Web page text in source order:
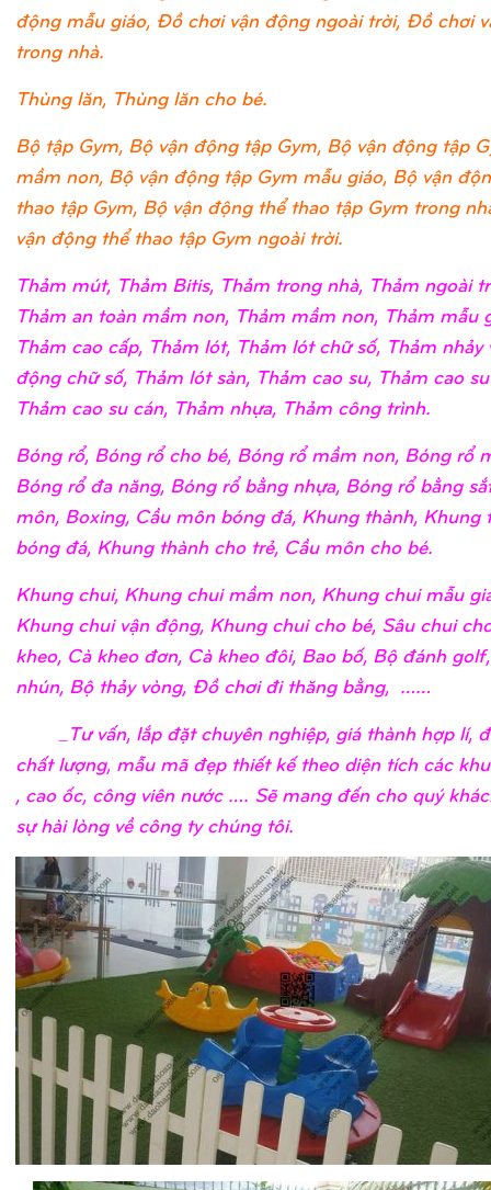
động mẫu giáo, Đồ chơi vận động ngoài trời, Đồ chơi
trong nhà.
Thùng lăn, Thùng lăn cho bé.
Bộ tập Gym, Bộ vận động tập Gym, Bộ vận động tập
mầm non, Bộ vận động tập Gym mẫu giáo, Bộ vận
thao tập Gym, Bộ vận động thể thao tập Gym trong
vận động thể thao tập Gym ngoài trời.
Thảm mút, Thảm Bitis, Thảm trong nhà, Thảm ngoài
Thảm an toàn mầm non, Thảm mầm non, Thảm mẫu
Thảm cao cấp, Thảm lót, Thảm lót chữ số, Thảm nhảy
động chữ số, Thảm lót sàn, Thảm cao su, Thảm cao
Thảm cao su cán, Thảm nhựa, Thảm công trình.
Bóng rổ, Bóng rổ cho bé, Bóng rổ mầm non, Bóng rổ
Bóng rổ đa năng, Bóng rổ bằng nhựa, Bóng rổ bằng
môn, Boxing, Cầu môn bóng đá, Khung thành, Khung
bóng đá, Khung thành cho trẻ, Cầu môn cho bé.
Khung chui, Khung chui mầm non, Khung chui mẫu
Khung chui vận động, Khung chui cho bé, Sâu chui
kheo, Cà kheo đơn, Cà kheo đôi, Bao bố, Bộ đánh
nhún, Bộ thảy vòng, Đồ chơi đi thăng bằng, ……
_Tư vấn, lắp đặt chuyên nghiệp, giá thành hợp lí,
chất lượng, mẫu mã đẹp thiết kế theo diện tích các
, cao ốc, công viên nước …. Sẽ mang đến cho quý
sự hài lòng về công ty chúng tôi.